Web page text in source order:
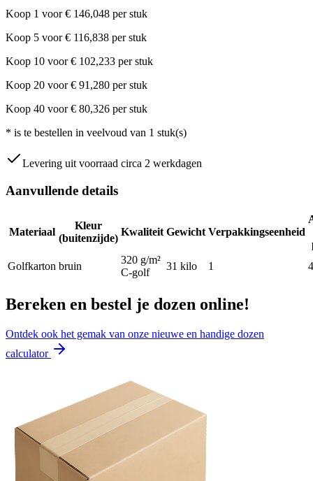
Koop 1 voor € 146,048 per stuk
Koop 5 voor € 116,838 per stuk
Koop 10 voor € 102,233 per stuk
Koop 20 voor € 91,280 per stuk
Koop 40 voor € 80,326 per stuk
* is te bestellen in veelvoud van 1 stuk(s)
Levering uit voorraad circa 2 werkdagen
Aanvullende details
Materiaal
Kleur
(buitenzijde)
Kwaliteit Gewicht Verpakkingseenheid
Golfkarton bruin
320 g/m²
C-golf
31 kilo 1 4
Bereken en bestel je dozen online!
Ontdek ook het gemak van onze nieuwe en handige dozen
calculator